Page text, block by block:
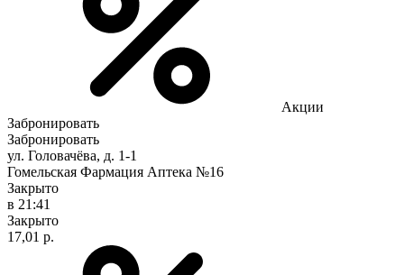
Акции
Забронировать
Забронировать
ул. Головачёва, д. 1-1
Гомельская Фармация Аптека №16
Закрыто
в 21:41
Закрыто
17,01 р.